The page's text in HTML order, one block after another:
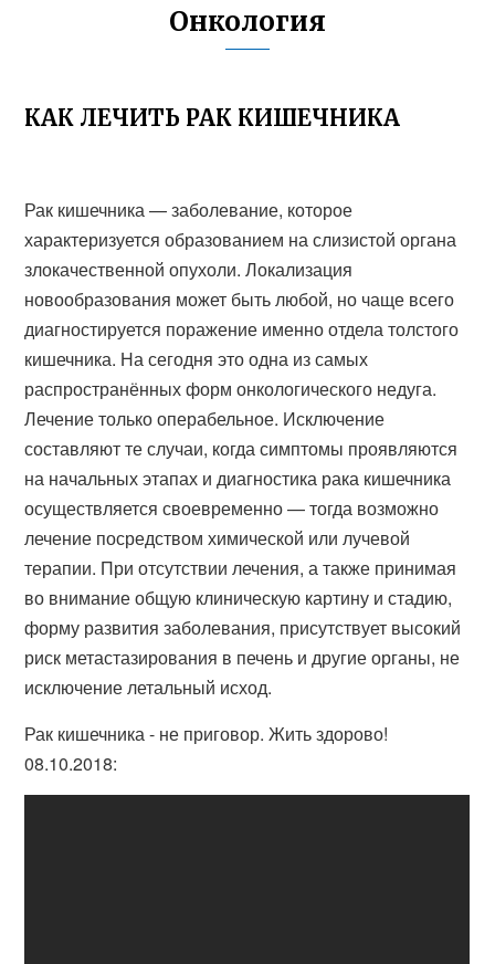
Онкология
КАК ЛЕЧИТЬ РАК КИШЕЧНИКА
Рак кишечника — заболевание, которое
характеризуется образованием на слизистой органа
злокачественной опухоли. Локализация
новообразования может быть любой, но чаще всего
диагностируется поражение именно отдела толстого
кишечника. На сегодня это одна из самых
распространённых форм онкологического недуга.
Лечение только операбельное. Исключение
составляют те случаи, когда симптомы проявляются
на начальных этапах и диагностика рака кишечника
осуществляется своевременно — тогда возможно
лечение посредством химической или лучевой
терапии. При отсутствии лечения, а также принимая
во внимание общую клиническую картину и стадию,
форму развития заболевания, присутствует высокий
риск метастазирования в печень и другие органы, не
исключение летальный исход.
Рак кишечника - не приговор. Жить здорово!
08.10.2018: